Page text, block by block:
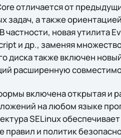
отличается от
а также
частности, новая утилита
и др., заменяя
диска также включен
расширенную
включена открытая и
на любом языке
SELinux
и политик